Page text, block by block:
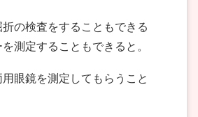
の検査をすることもできる
測定することもできると。
眼鏡を測定してもらうこと